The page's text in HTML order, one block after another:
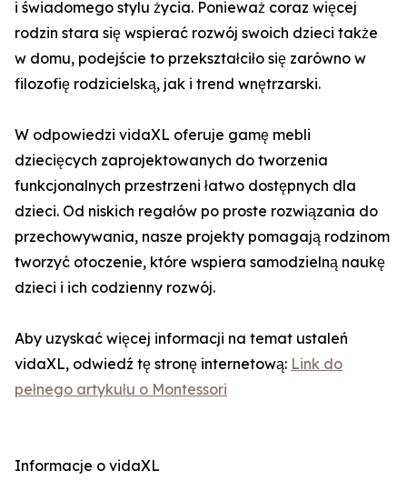
i świadomego stylu życia. Ponieważ coraz więcej
rodzin stara się wspierać rozwój swoich dzieci także
w domu, podejście to przekształciło się zarówno w
filozofię rodzicielską, jak i trend wnętrzarski.
W odpowiedzi vidaXL oferuje gamę mebli
dziecięcych zaprojektowanych do tworzenia
funkcjonalnych przestrzeni łatwo dostępnych dla
dzieci. Od niskich regałów po proste rozwiązania do
przechowywania, nasze projekty pomagają rodzinom
tworzyć otoczenie, które wspiera samodzielną naukę
dzieci i ich codzienny rozwój.
Aby uzyskać więcej informacji na temat ustaleń
vidaXL, odwiedź tę stronę internetową: Link do
pełnego artykułu o Montessori
Informacje o vidaXL